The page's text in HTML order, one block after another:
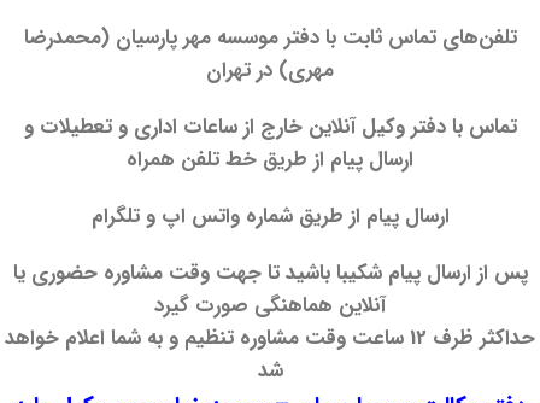
تلفن‌های تماس ثابت با دفتر موسسه مهر پارسیان (محمدرضا
مهری) در تهران
تماس با دفتر وکیل آنلاین خارج از ساعات اداری و تعطیلات و
ارسال پیام از طریق خط تلفن همراه
ارسال پیام از طریق شماره واتس اپ و تلگرام
پس از ارسال پیام شکیبا باشید تا جهت وقت مشاوره حضوری یا
آنلاین هماهنگی صورت گیرد
حداکثر ظرف 12 ساعت وقت مشاوره تنظیم و به شما اعلام خواهد
شد